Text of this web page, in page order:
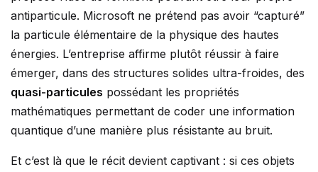
antiparticule. Microsoft ne prétend pas avoir “capturé”
la particule élémentaire de la physique des hautes
énergies. L’entreprise affirme plutôt réussir à faire
émerger, dans des structures solides ultra-froides, des
quasi-particules possédant les propriétés
mathématiques permettant de coder une information
quantique d’une manière plus résistante au bruit.
Et c’est là que le récit devient captivant : si ces objets